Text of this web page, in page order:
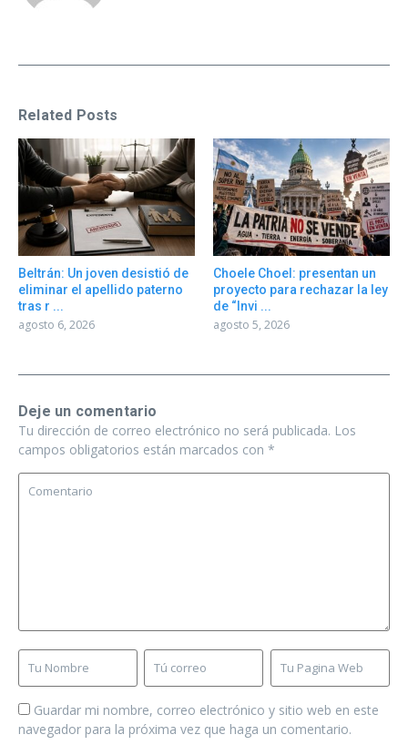
Related Posts
Beltrán: Un joven desistió de
eliminar el apellido paterno
tras r ...
agosto 6, 2026
Choele Choel: presentan un
proyecto para rechazar la ley
de “Invi ...
agosto 5, 2026
Deje un comentario
Tu dirección de correo electrónico no será publicada. Los
campos obligatorios están marcados con *
Guardar mi nombre, correo electrónico y sitio web en este
navegador para la próxima vez que haga un comentario.